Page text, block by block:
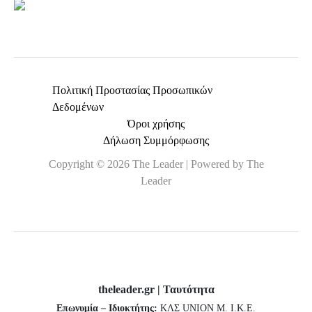
Πολιτική Προστασίας Προσωπικών
Δεδομένων
Όροι χρήσης
Δήλωση Συμμόρφωσης
Copyright © 2026 The Leader | Powered by The
Leader
theleader.gr | Ταυτότητα
Επωνυμία – Ιδιοκτήτης: ΚΛΣ UNION Μ. Ι.Κ.Ε.